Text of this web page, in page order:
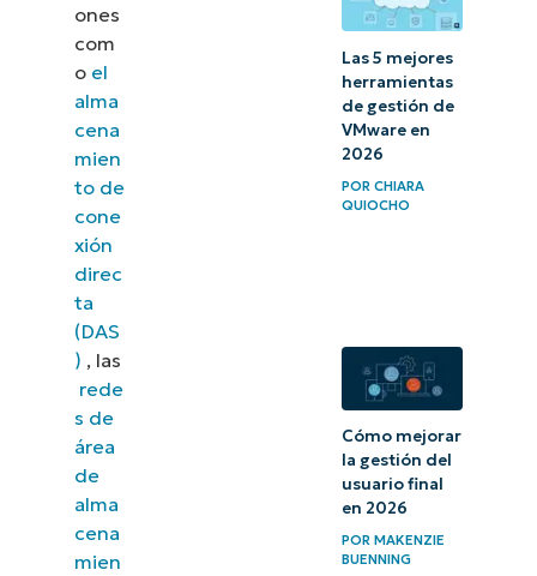
ones
com
o el
alma
cena
mien
to de
cone
xión
direc
ta
(DAS
) , las
rede
s de
área
de
alma
cena
mien
Las 5 mejores
herramientas
de gestión de
VMware en
2026
PORCHIARA
QUIOCHO
Cómo mejorar
la gestión del
usuario final
en 2026
PORMAKENZIE
BUENNING